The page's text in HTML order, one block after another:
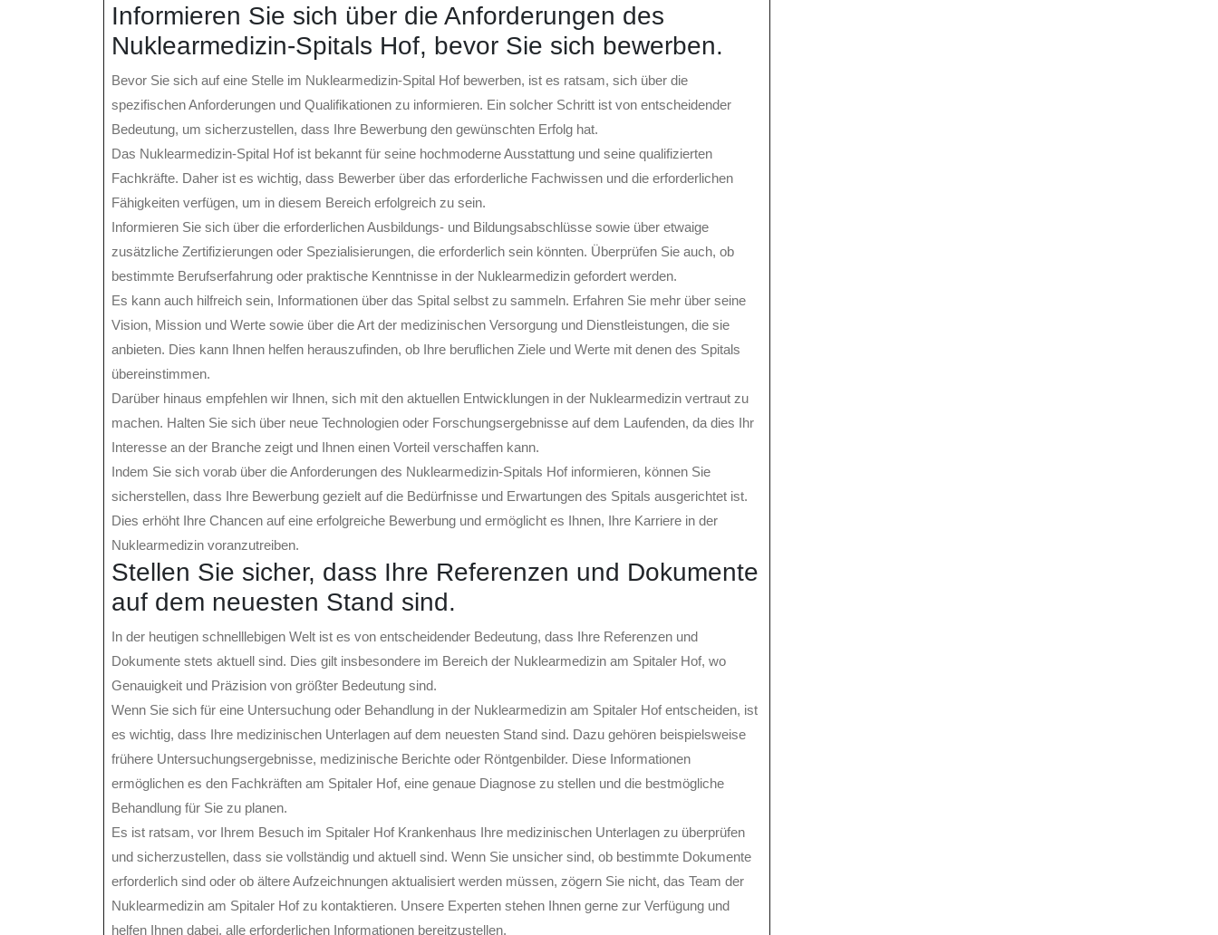
Informieren Sie sich über die Anforderungen des
Nuklearmedizin-Spitals Hof, bevor Sie sich bewerben.
Bevor Sie sich auf eine Stelle im Nuklearmedizin-Spital Hof bewerben, ist es ratsam, sich über die
spezifischen Anforderungen und Qualifikationen zu informieren. Ein solcher Schritt ist von entscheidender
Bedeutung, um sicherzustellen, dass Ihre Bewerbung den gewünschten Erfolg hat.
Das Nuklearmedizin-Spital Hof ist bekannt für seine hochmoderne Ausstattung und seine qualifizierten
Fachkräfte. Daher ist es wichtig, dass Bewerber über das erforderliche Fachwissen und die erforderlichen
Fähigkeiten verfügen, um in diesem Bereich erfolgreich zu sein.
Informieren Sie sich über die erforderlichen Ausbildungs- und Bildungsabschlüsse sowie über etwaige
zusätzliche Zertifizierungen oder Spezialisierungen, die erforderlich sein könnten. Überprüfen Sie auch, ob
bestimmte Berufserfahrung oder praktische Kenntnisse in der Nuklearmedizin gefordert werden.
Es kann auch hilfreich sein, Informationen über das Spital selbst zu sammeln. Erfahren Sie mehr über seine
Vision, Mission und Werte sowie über die Art der medizinischen Versorgung und Dienstleistungen, die sie
anbieten. Dies kann Ihnen helfen herauszufinden, ob Ihre beruflichen Ziele und Werte mit denen des Spitals
übereinstimmen.
Darüber hinaus empfehlen wir Ihnen, sich mit den aktuellen Entwicklungen in der Nuklearmedizin vertraut zu
machen. Halten Sie sich über neue Technologien oder Forschungsergebnisse auf dem Laufenden, da dies Ihr
Interesse an der Branche zeigt und Ihnen einen Vorteil verschaffen kann.
Indem Sie sich vorab über die Anforderungen des Nuklearmedizin-Spitals Hof informieren, können Sie
sicherstellen, dass Ihre Bewerbung gezielt auf die Bedürfnisse und Erwartungen des Spitals ausgerichtet ist.
Dies erhöht Ihre Chancen auf eine erfolgreiche Bewerbung und ermöglicht es Ihnen, Ihre Karriere in der
Nuklearmedizin voranzutreiben.
Stellen Sie sicher, dass Ihre Referenzen und Dokumente
auf dem neuesten Stand sind.
In der heutigen schnelllebigen Welt ist es von entscheidender Bedeutung, dass Ihre Referenzen und
Dokumente stets aktuell sind. Dies gilt insbesondere im Bereich der Nuklearmedizin am Spitaler Hof, wo
Genauigkeit und Präzision von größter Bedeutung sind.
Wenn Sie sich für eine Untersuchung oder Behandlung in der Nuklearmedizin am Spitaler Hof entscheiden, ist
es wichtig, dass Ihre medizinischen Unterlagen auf dem neuesten Stand sind. Dazu gehören beispielsweise
frühere Untersuchungsergebnisse, medizinische Berichte oder Röntgenbilder. Diese Informationen
ermöglichen es den Fachkräften am Spitaler Hof, eine genaue Diagnose zu stellen und die bestmögliche
Behandlung für Sie zu planen.
Es ist ratsam, vor Ihrem Besuch im Spitaler Hof Krankenhaus Ihre medizinischen Unterlagen zu überprüfen
und sicherzustellen, dass sie vollständig und aktuell sind. Wenn Sie unsicher sind, ob bestimmte Dokumente
erforderlich sind oder ob ältere Aufzeichnungen aktualisiert werden müssen, zögern Sie nicht, das Team der
Nuklearmedizin am Spitaler Hof zu kontaktieren. Unsere Experten stehen Ihnen gerne zur Verfügung und
helfen Ihnen dabei, alle erforderlichen Informationen bereitzustellen.